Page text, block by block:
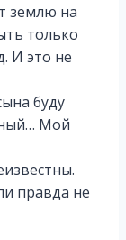
землю на
только
И это не
буду
Мой
правда не